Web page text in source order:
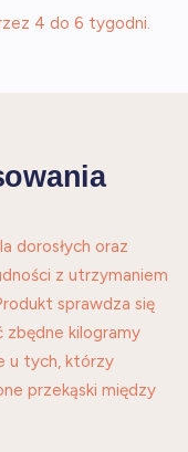
4 do 6 tygodni.
dorosłych oraz
z utrzymaniem
sprawdza się
zbędne kilogramy
u tych, którzy
przekąski między